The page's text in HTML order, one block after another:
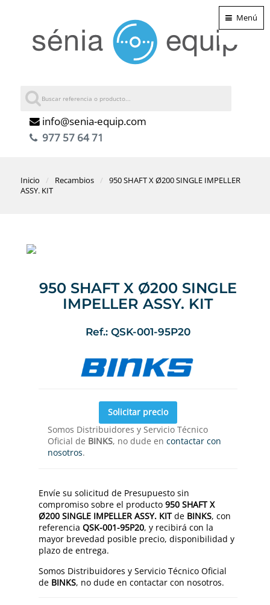
info@senia-equip.com
977 57 64 71
Inicio Recambios
950 SHAFT X Ø200 SINGLE IMPELLER
ASSY. KIT
950 SHAFT X Ø200 SINGLE
IMPELLER ASSY. KIT
Ref.: QSK-001-95P20
Solicitar precio
Somos Distribuidores y Servicio Técnico
Oficial de BINKS, no dude en contactar con
nosotros.
Envíe su solicitud de Presupuesto sin
compromiso sobre el producto 950 SHAFT X
Ø200 SINGLE IMPELLER ASSY. KITde BINKS, con
referencia QSK-001-95P20, y recibirá con la
mayor brevedad posible precio, disponibilidad y
plazo de entrega.
Somos Distribuidores y Servicio Técnico Oficial
de BINKS, no dude en contactar con nosotros.
Menú